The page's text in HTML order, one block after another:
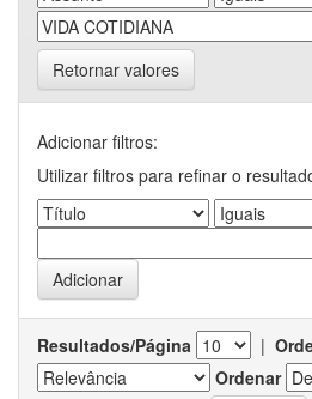
Retornar valores
Adicionar filtros:
Utilizar filtros para refinar o
Resultados/Página |
Ordenar